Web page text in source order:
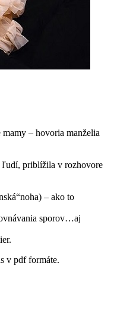
mamy – hovoria manželia
priblížila v rozhovore
– ako to
sporov…aj
v pdf formáte.